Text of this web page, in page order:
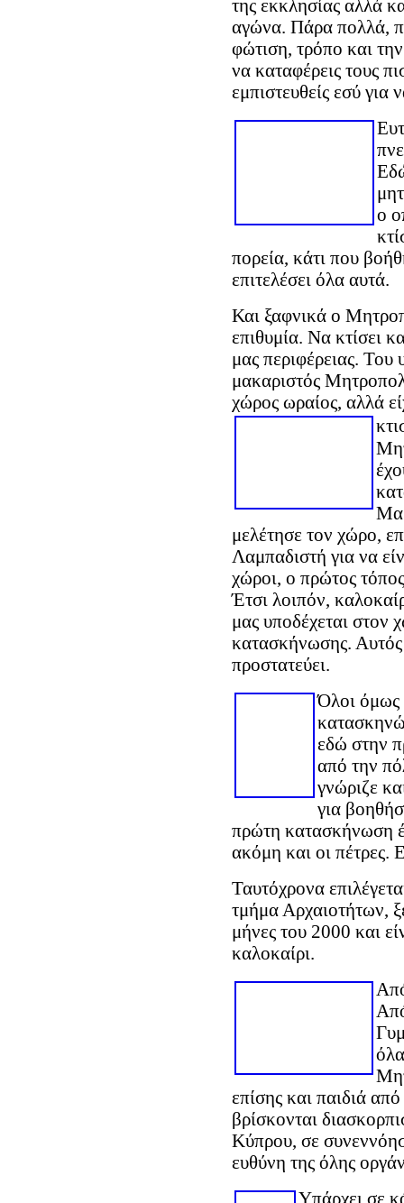
της εκκλησίας αλλά
αγώνα. Πάρα πολλά,
φώτιση, τρόπο και
να καταφέρεις τους
εμπιστευθείς εσύ για
ο
πορεία, κάτι που
επιτελέσει όλα αυτά.
Και ξαφνικά ο
επιθυμία. Να κτίσει
μας περιφέρειας. Του
μακαριστός
χώρος ωραίος, αλλά
μελέτησε τον χώρο,
Λαμπαδιστή για να
χώροι, ο πρώτος
Έτσι λοιπόν,
μας υποδέχεται στον
κατασκήνωσης. Αυτός
προστατεύει.
Όλοι όμως
εδώ στην
από την
γνώριζε
για
πρώτη κατασκήνωση
ακόμη και οι πέτρες.
Ταυτόχρονα
τμήμα Αρχαιοτήτων,
μήνες του 2000 και
καλοκαίρι.
επίσης και παιδιά
βρίσκονται
Κύπρου, σε
ευθύνη της όλης
Υπάρχει σε